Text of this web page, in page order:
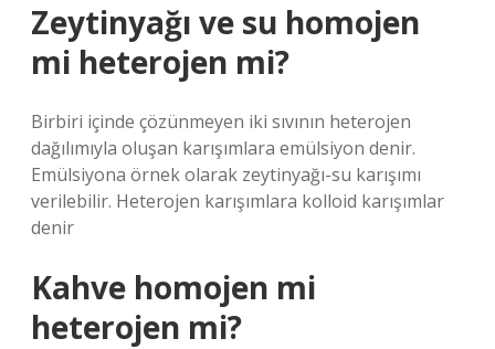
Zeytinyağı ve su homojen
mi heterojen mi?
Birbiri içinde çözünmeyen iki sıvının heterojen
dağılımıyla oluşan karışımlara emülsiyon denir.
Emülsiyona örnek olarak zeytinyağı-su karışımı
verilebilir. Heterojen karışımlara kolloid karışımlar
denir
Kahve homojen mi
heterojen mi?